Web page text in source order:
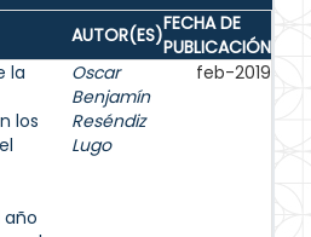
AUTOR(ES)FECHA DE
PUBLICACIÓN
la
los
año
Oscar
Benjamín
Reséndiz
Lugo
feb-2019